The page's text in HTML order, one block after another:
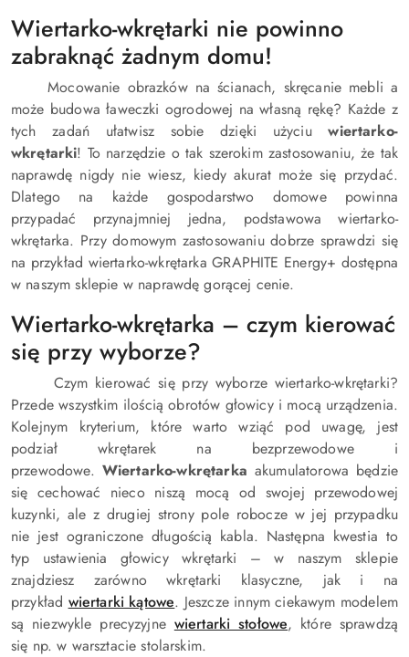
Wiertarko-wkrętarki nie powinno
zabraknąć żadnym domu!
Mocowanie obrazków na ścianach, skręcanie mebli a
może budowa ławeczki ogrodowej na własną rękę? Każde z
tych zadań ułatwisz sobie dzięki użyciu
wiertarko-
wkrętarki! To narzędzie o tak szerokim zastosowaniu, że tak
naprawdę nigdy nie wiesz, kiedy akurat może się przydać.
Dlatego na każde gospodarstwo domowe powinna
przypadać przynajmniej jedna, podstawowa wiertarko-
wkrętarka. Przy domowym zastosowaniu dobrze sprawdzi się
na przykład wiertarko-wkrętarka GRAPHITE Energy+ dostępna
w naszym sklepie w naprawdę gorącej cenie.
Wiertarko-wkrętarka – czym kierować
się przy wyborze?
Czym kierować się przy wyborze wiertarko-wkrętarki?
Przede wszystkim ilością obrotów głowicy i mocą urządzenia.
Kolejnym kryterium, które warto wziąć pod uwagę, jest
podział wkrętarek na bezprzewodowe i
przewodowe. Wiertarko-wkrętarka akumulatorowa będzie
się cechować nieco niszą mocą od swojej przewodowej
kuzynki, ale z drugiej strony pole robocze w jej przypadku
nie jest ograniczone długością kabla. Następna kwestia to
typ ustawienia głowicy wkrętarki – w naszym sklepie
znajdziesz zarówno wkrętarki klasyczne, jak i na
przykład wiertarki kątowe. Jeszcze innym ciekawym modelem
są niezwykle precyzyjne wiertarki stołowe, które sprawdzą
się np. w warsztacie stolarskim.